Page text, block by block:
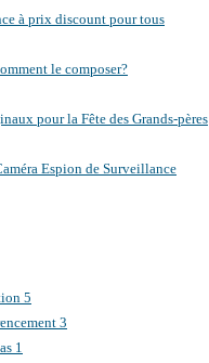
à prix discount pour tous
le composer?
pour la Fête des Grands-pères
Espion de Surveillance
5
3
1